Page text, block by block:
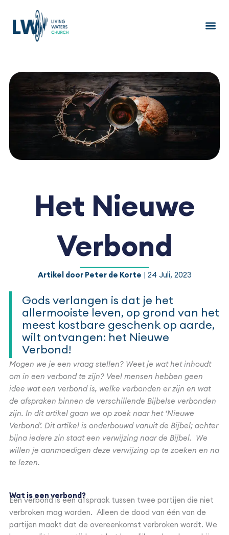
naar
Het Nieuwe
Verbond
Artikel door Peter de Korte | 24 Juli, 2023
Gods verlangen is dat je het
allermooiste leven, op grond van het
meest kostbare geschenk op aarde,
wilt ontvangen: het Nieuwe
Verbond!
Mogen we je een vraag stellen? Weet je wat het inhoudt
om in een verbond te zijn? Veel mensen hebben geen
idee wat een verbond is, welke verbonden er zijn en wat
de afspraken binnen de verschillende Bijbelse verbonden
zijn. In dit artikel gaan we op zoek naar het ‘Nieuwe
Verbond’. Dit artikel is onderbouwd vanuit de Bijbel; achter
bijna iedere zin staat een verwijzing naar de Bijbel. We
willen je aanmoedigen deze verwijzing op te zoeken en na
te lezen.
Wat is een verbond?
Een verbond is een afspraak tussen twee partijen die niet
verbroken mag worden. Alleen de dood van één van de
partijen maakt dat de overeenkomst verbroken wordt. We